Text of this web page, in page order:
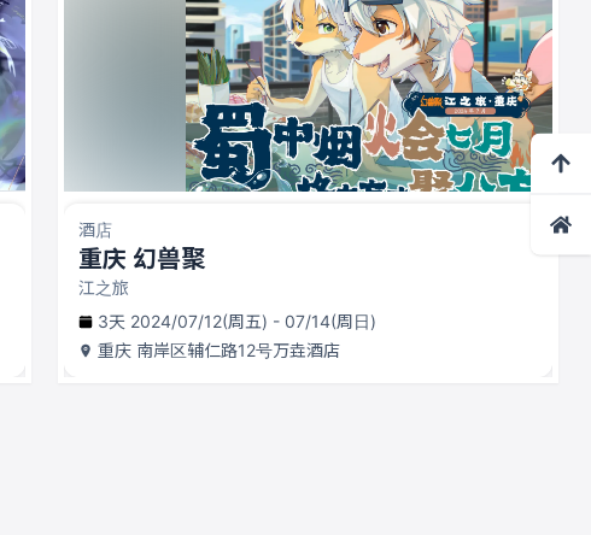
酒店
重庆 幻兽聚
江之旅
3天 2024/07/12(周五) - 07/14(周日)
重庆 南岸区辅仁路12号万垚酒店